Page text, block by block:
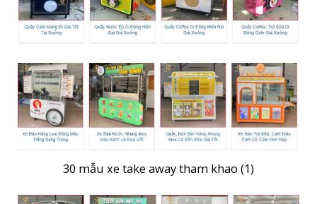
30 mẫu xe take away tham khao (1)